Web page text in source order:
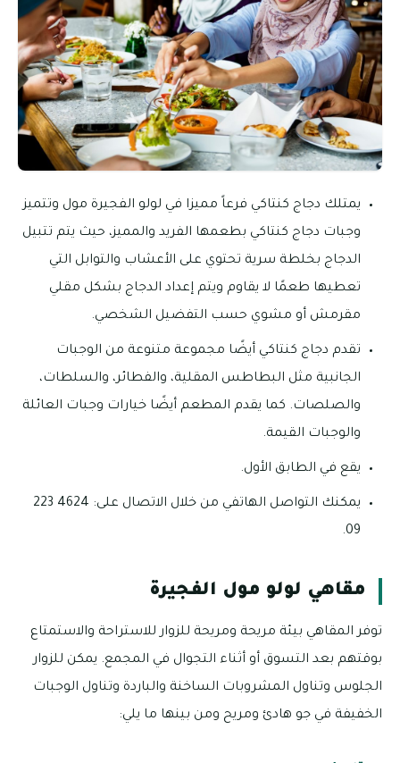
يمتلك دجاج كنتاكي فرعاً مميزا في لولو الفجيرة مول وتتميز
وجبات دجاج كنتاكي بطعمها الفريد والمميز، حيث يتم تتبيل
الدجاج بخلطة سرية تحتوي على الأعشاب والتوابل التي
تعطيها طعمًا لا يقاوم ويتم إعداد الدجاج بشكل مقلي
مقرمش أو مشوي حسب التفضيل الشخصي.
تقدم دجاج كنتاكي أيضًا مجموعة متنوعة من الوجبات
الجانبية مثل البطاطس المقلية، والفطائر، والسلطات،
والصلصات. كما يقدم المطعم أيضًا خيارات وجبات العائلة
والوجبات القيمة.
يقع في الطابق الأول.
يمكنك التواصل الهاتفي من خلال الاتصال على: 4624 223
09.
مقاهي لولو مول الفجيرة
توفر المقاهي بيئة مريحة ومريحة للزوار للاستراحة والاستمتاع
بوقتهم بعد التسوق أو أثناء التجوال في المجمع. يمكن للزوار
الجلوس وتناول المشروبات الساخنة والباردة وتناول الوجبات
الخفيفة في جو هادئ ومريح ومن بينها ما يلي: